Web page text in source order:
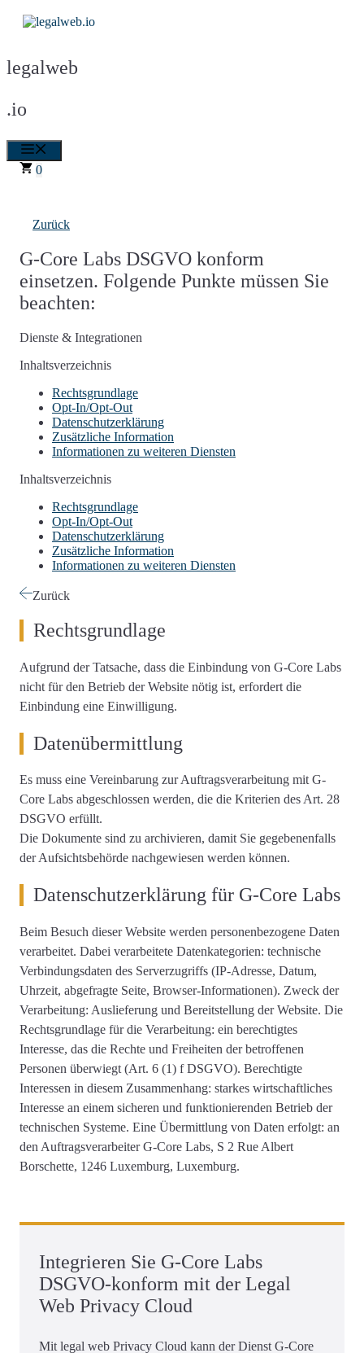
Zum
Inhalt
legalweb
.io
0
Zurück
G-Core Labs DSGVO konform
einsetzen. Folgende Punkte müssen Sie
beachten:
Dienste & Integrationen
Inhaltsverzeichnis
Rechtsgrundlage
Opt-In/Opt-Out
Datenschutzerklärung
Zusätzliche Information
Informationen zu weiteren Diensten
Inhaltsverzeichnis
Rechtsgrundlage
Opt-In/Opt-Out
Datenschutzerklärung
Zusätzliche Information
Informationen zu weiteren Diensten
Zurück
Rechtsgrundlage
Aufgrund der Tatsache, dass die Einbindung von G-Core Labs
nicht für den Betrieb der Website nötig ist, erfordert die
Einbindung eine Einwilligung.
Datenübermittlung
Es muss eine Vereinbarung zur Auftragsverarbeitung mit G-
Core Labs abgeschlossen werden, die die Kriterien des Art. 28
DSGVO erfüllt.
Die Dokumente sind zu archivieren, damit Sie gegebenenfalls
der Aufsichtsbehörde nachgewiesen werden können.
Datenschutzerklärung für G-Core Labs
Beim Besuch dieser Website werden personenbezogene Daten
verarbeitet. Dabei verarbeitete Datenkategorien: technische
Verbindungsdaten des Serverzugriffs (IP-Adresse, Datum,
Uhrzeit, abgefragte Seite, Browser-Informationen). Zweck der
Verarbeitung: Auslieferung und Bereitstellung der Website. Die
Rechtsgrundlage für die Verarbeitung: ein berechtigtes
Interesse, das die Rechte und Freiheiten der betroffenen
Personen überwiegt (Art. 6 (1) f DSGVO). Berechtigte
Interessen in diesem Zusammenhang: starkes wirtschaftliches
Interesse an einem sicheren und funktionierenden Betrieb der
technischen Systeme. Eine Übermittlung von Daten erfolgt: an
den Auftragsverarbeiter G-Core Labs, S 2 Rue Albert
Borschette, 1246 Luxemburg, Luxemburg.
Integrieren Sie G-Core Labs
DSGVO-konform mit der Legal
Web Privacy Cloud
Mit legal web Privacy Cloud kann der Dienst G-Core